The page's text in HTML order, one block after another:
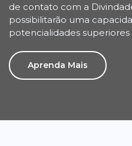
de contato com a
possibilitarão uma
potencialidades
Aprenda Mais